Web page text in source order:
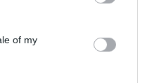
and its third-party tags to
purposes in below Google
of my